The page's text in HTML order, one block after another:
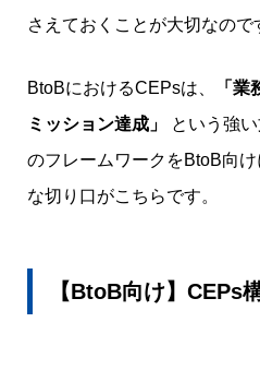
さえておくことが大切なので
BtoBにおけるCEPsは、
「
ミッション達成」
という強
のフレームワークをBtoB向
な切り口がこちらです。
【BtoB向け】CEPs